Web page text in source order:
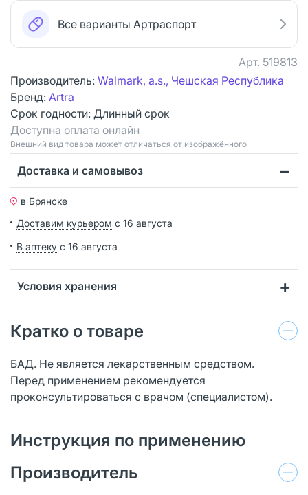
Все варианты Артраспорт
Арт. 519813
Производитель: Walmark, a.s., Чешская Республика
Бренд: Artra
Срок годности: Длинный срок
Доступна оплата онлайн
Bнешний вид товара может отличаться от изображённого
Доставка и самовывоз
в Брянске
Доставим курьером с 16 августа
В аптеку с 16 августа
Условия хранения
Кратко о товаре
БАД. Не является лекарственным средством.
Перед применением рекомендуется
проконсультироваться с врачом (специалистом).
Инструкция по применению
Производитель